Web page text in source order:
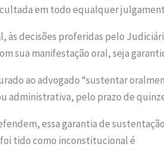
em todo equalquer
decisões proferidas pelo
sua manifestação oral, seja
ao advogado “sustentar
pelo prazo de
essa garantia de
tido como inconstitucional é